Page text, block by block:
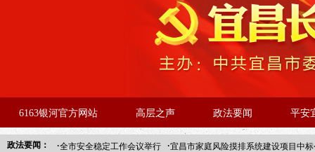
6163银河官方网站 高层之声 政法要闻 平安
政法要闻： ·全市安全稳定工作会议举行 ·宜昌市家庭风险摸排系统建设项目中